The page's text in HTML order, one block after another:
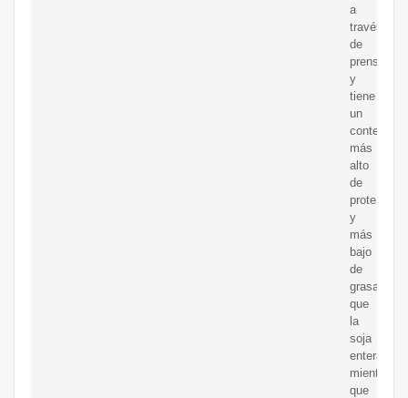
a
través
de
prensado
y
tiene
un
contenido
más
alto
de
proteína
y
más
bajo
de
grasa
que
la
soja
entera,
mientras
que